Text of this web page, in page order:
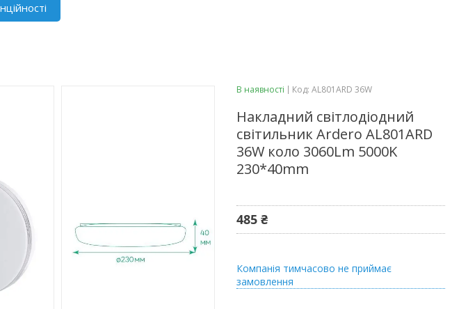
В наявності Код: AL801ARD 36W
Накладний світлодіодний
світильник Ardero AL801ARD
36W коло 3060Lm 5000K
230*40mm
485 ₴
Компанія тимчасово не приймає
замовлення